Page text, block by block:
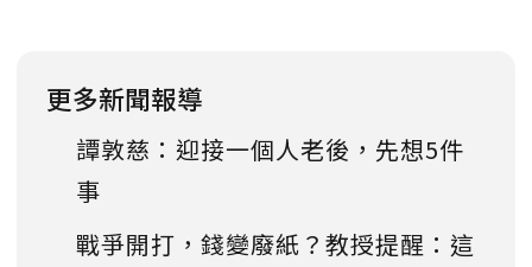
更多新聞報導
譚敦慈：迎接一個人老後，先想5件
事
戰爭開打，錢變廢紙？教授提醒：這